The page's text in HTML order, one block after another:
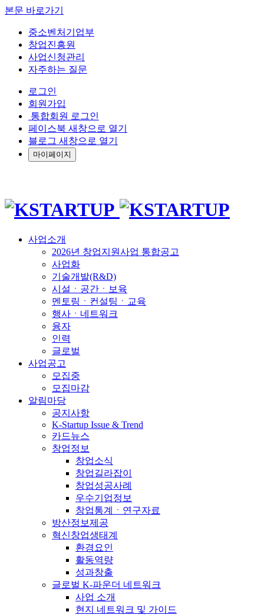
본문 바로가기
중소벤처기업부
창업진흥원
사업신청관리
자주하는 질문
로그인
회원가입
통합회원 로그인
페이스북 새창으로 열기
블로그 새창으로 열기
마이페이지
사업소개
2026년 창업지원사업 통합공고
사업화
기술개발(R&D)
시설ㆍ공간ㆍ보육
멘토링ㆍ컨설팅ㆍ교육
행사ㆍ네트워크
융자
인력
글로벌
사업공고
모집중
모집마감
알림마당
공지사항
K-Startup Issue & Trend
카드뉴스
창업정보
창업소식
창업길라잡이
창업성공사례
우수기업정보
창업통계ㆍ연구자료
방산정보제공
혁신창업생태계
환경요인
활동역량
성과창출
글로벌 K-파운더 네트워크
사업 소개
현지 네트워크 및 가이드